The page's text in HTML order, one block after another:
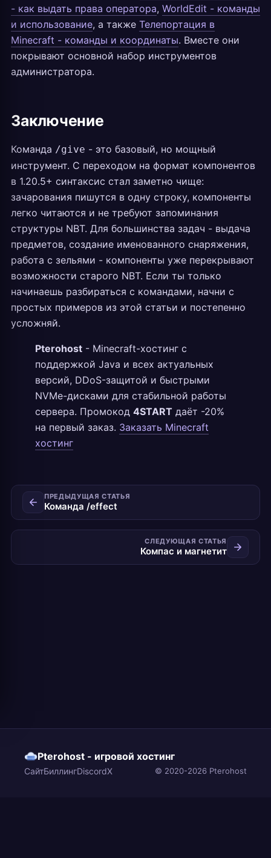
- как выдать права оператора, WorldEdit - команды
и использование, а также Телепортация в
Minecraft - команды и координаты. Вместе они
покрывают основной набор инструментов
администратора.
Заключение
Команда /give - это базовый, но мощный
инструмент. С переходом на формат компонентов
в 1.20.5+ синтаксис стал заметно чище:
зачарования пишутся в одну строку, компоненты
легко читаются и не требуют запоминания
структуры NBT. Для большинства задач - выдача
предметов, создание именованного снаряжения,
работа с зельями - компоненты уже перекрывают
возможности старого NBT. Если ты только
начинаешь разбираться с командами, начни с
простых примеров из этой статьи и постепенно
усложняй.
Pterohost - Minecraft-хостинг с
поддержкой Java и всех актуальных
версий, DDoS-защитой и быстрыми
NVMe-дисками для стабильной работы
сервера. Промокод 4START даёт -20%
на первый заказ. Заказать Minecraft
хостинг
ПРЕДЫДУЩАЯ СТАТЬЯ
Команда /effect
СЛЕДУЮЩАЯ СТАТЬЯ
Компас и магнетит
Pterohost - игровой хостинг
СайтБиллингDiscordX © 2020-2026 Pterohost